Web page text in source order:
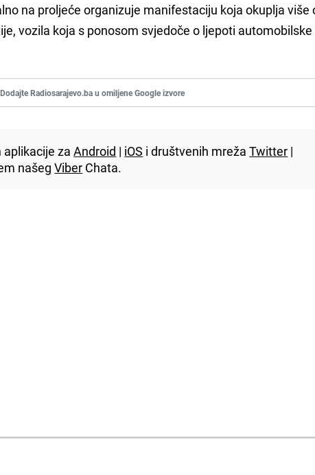
na proljeće organizuje manifestaciju koja okuplja više
vozila koja s ponosom svjedoče o ljepoti automobilske
Dodajte Radiosarajevo.ba u omiljene Google izvore
aplikacije zaAndroid | iOS i društvenih mrežaTwitter |
našegViber Chata.